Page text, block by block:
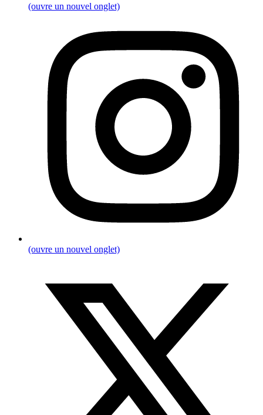
(ouvre un nouvel onglet)
(ouvre un nouvel onglet)